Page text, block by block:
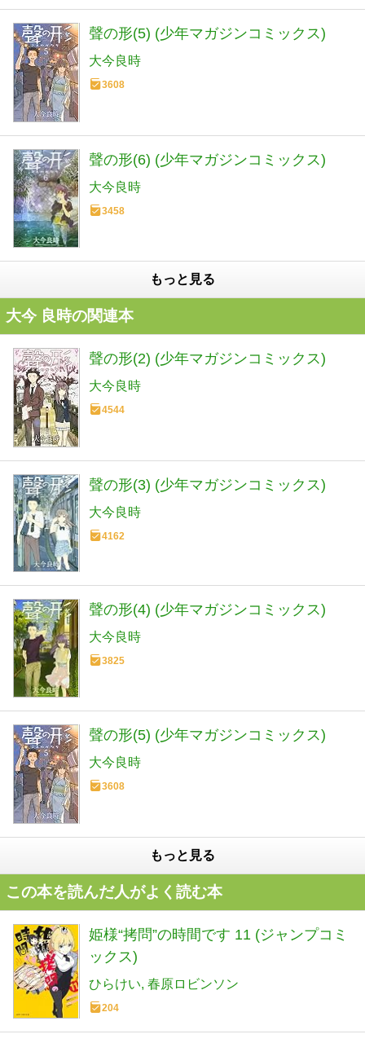
聲の形(5) (少年マガジンコミックス)
大今良時
3608
聲の形(6) (少年マガジンコミックス)
大今良時
3458
もっと見る
大今 良時の関連本
聲の形(2) (少年マガジンコミックス)
大今良時
4544
聲の形(3) (少年マガジンコミックス)
大今良時
4162
聲の形(4) (少年マガジンコミックス)
大今良時
3825
聲の形(5) (少年マガジンコミックス)
大今良時
3608
もっと見る
この本を読んだ人がよく読む本
姫様“拷問”の時間です 11 (ジャンプコミ
ックス)
ひらけい 春原ロビンソン
204